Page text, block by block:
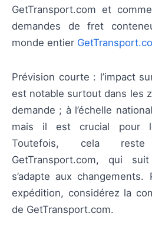
GetTransport.com et
demandes de fret
monde entier
Prévision courte : l’impact
est notable surtout dans les
demande ; à l’échelle
mais il est crucial pour
Toutefois, cela
GetTransport.com, qui
s’adapte aux
expédition, considérez la
de GetTransport.com.